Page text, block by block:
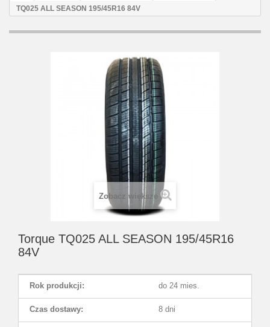
TQ025 ALL SEASON 195/45R16 84V
Zobacz większe
Torque TQ025 ALL SEASON 195/45R16
84V
Rok produkcji: do 24 mies.
Czas dostawy: 8 dni